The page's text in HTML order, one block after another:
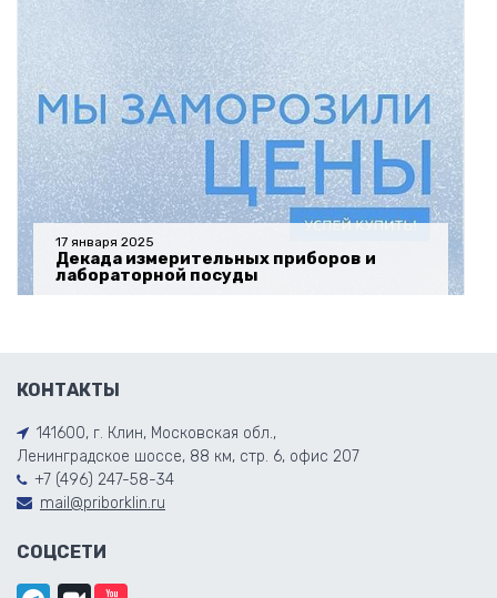
17 января 2025
Декада измерительных приборов и
лабораторной посуды
КОНТАКТЫ
141600, г. Клин, Московская обл.,
Ленинградское шоссе, 88 км, стр. 6, офис 207
+7 (496) 247-58-34
mail@priborklin.ru
СОЦСЕТИ